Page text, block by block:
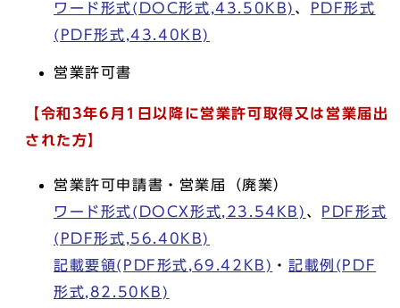
ワード形式(DOC形式,43.50KB) 、
PDF形式
(PDF形式,43.40KB)
営業許可書
【令和3年6月1日以降に営業許可取得又は営業届出
された方】
営業許可申請書・営業届（廃業）
ワード形式(DOCX形式,23.54KB) 、
PDF形式
(PDF形式,56.40KB)
記載要領(PDF形式,69.42KB) ・記載例(PDF
形式,82.50KB)